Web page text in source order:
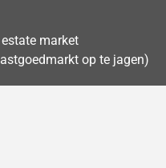
market
op te jagen)